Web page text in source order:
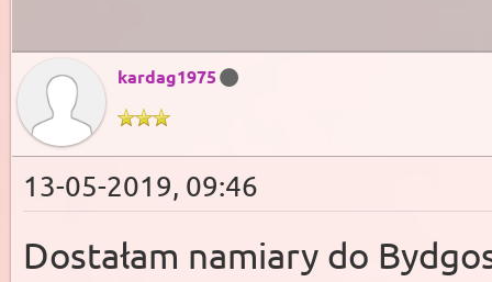
kardag1975
13-05-2019, 09:46
Dostałam namiary do